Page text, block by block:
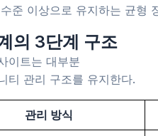
준 이상으로 유지하는 균형
의 3단계 구조
이트는 대부분
티 관리 구조를 유지한다.
관리 방식